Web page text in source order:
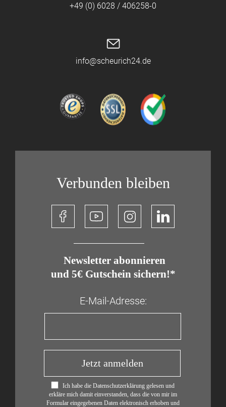
+49 (0) 6028 / 406258-0
info@scheurich24.de
Verbunden bleiben
​ Newsletter abonnieren
und 5€ Gutschein sichern!*
E-Mail-Adresse:
Jetzt anmelden
Ich habe die Datenschutzerklärung gelesen und
erkläre mich damit einverstanden, dass die von mir im
Formular eingegebenen Daten elektronisch erhoben und